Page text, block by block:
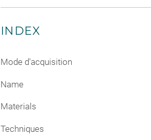
INDEX
Mode d'acquisition
Name
Materials
Techniques